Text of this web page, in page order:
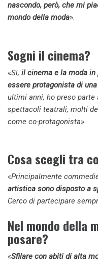
nascondo, però, che mi
mondo della moda».
Sogni il cinema?
«Sì, il cinema e la moda
essere protagonista di
ultimi anni, ho preso
spettacoli teatrali, molti
come co-protagonista».
Cosa scegli tra
«Principalmente
artistica sono disposto a
Cerco di partecipare
Nel mondo della
posare?
«Sfilare con abiti di alta